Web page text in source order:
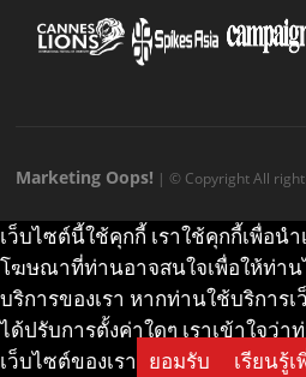
c
o
o
Marketing Oops! | © Copyright All
เว็บไซต์นี้ใช้คุกกี้ เราใช้คุกกี้เพื่อน
โฆษณาที่ท่านอาจสนใจเพื่อให้ท่า
บริการของเรา หากท่านใช้บริการ
ได้ปรับการตั้งค่าใดๆ เราเข้าใจว่
เว็บไซต์ของเรา ยอมรับ เรียนรู้